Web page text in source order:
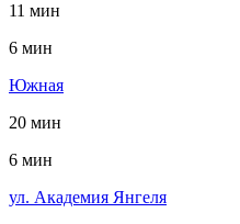
11 мин
6 мин
Южная
20 мин
6 мин
ул. Академия Янгеля